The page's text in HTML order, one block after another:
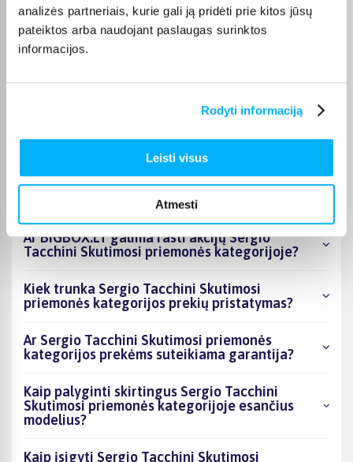
analizės partneriais, kurie gali ją pridėti prie kitos jūsų
pateiktos arba naudojant paslaugas surinktos
informacijos.
Rodyti informaciją
Leisti visus
Atmesti
Kokie Sergio Tacchini Skutimosi priemonės
kategorijoje esantys produktai šiuo metu
priemonės kategorijos asortimente ir kokia
Ar BIGBOX.LT galima rasti akcijų Sergio
Tacchini Skutimosi priemonės kategorijoje?
Kiek trunka Sergio Tacchini Skutimosi
priemonės kategorijos prekių pristatymas?
Ar Sergio Tacchini Skutimosi priemonės
kategorijos prekėms suteikiama garantija?
Kaip palyginti skirtingus Sergio Tacchini
Skutimosi priemonės kategorijoje esančius
modelius?
Kaip įsigyti Sergio Tacchini Skutimosi